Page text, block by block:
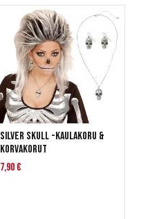
Silver Skull -kaulakoru &
korvakorut
7,90 €